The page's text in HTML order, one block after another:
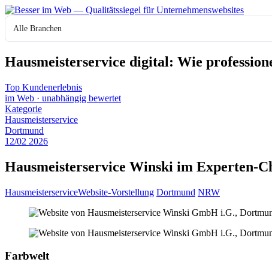
Zum
Inhalt
springen
Branche
Hausmeisterservice digital: Wie
Top Kundenerlebnis
im Web · unabhängig bewertet
Kategorie
Hausmeisterservice
Dortmund
12/02 2026
Hausmeisterservice Winski im Experten-
HausmeisterserviceWebsite-Vorstellung Dortmund NRW
Farbwelt